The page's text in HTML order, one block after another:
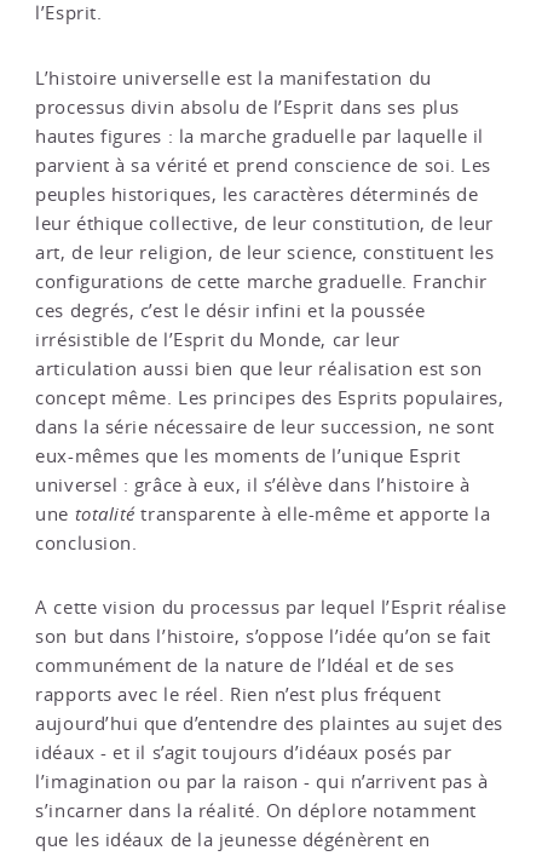
l’Esprit.
L’histoire universelle est la manifestation du
processus divin absolu de l’Esprit dans ses plus
hautes figures : la marche graduelle par laquelle il
parvient à sa vérité et prend conscience de soi. Les
peuples historiques, les caractères déterminés de
leur éthique collective, de leur constitution, de leur
art, de leur religion, de leur science, constituent les
configurations de cette marche graduelle. Franchir
ces degrés, c’est le désir infini et la poussée
irrésistible de l’Esprit du Monde, car leur
articulation aussi bien que leur réalisation est son
concept même. Les principes des Esprits populaires,
dans la série nécessaire de leur succession, ne sont
eux-mêmes que les moments de l’unique Esprit
universel : grâce à eux, il s’élève dans l’histoire à
une totalitétransparente à elle-même et apporte la
conclusion.
A cette vision du processus par lequel l’Esprit réalise
son but dans l’histoire, s’oppose l’idée qu’on se fait
communément de la nature de l’Idéal et de ses
rapports avec le réel. Rien n’est plus fréquent
aujourd’hui que d’entendre des plaintes au sujet des
idéaux - et il s’agit toujours d’idéaux posés par
l’imagination ou par la raison - qui n’arrivent pas à
s’incarner dans la réalité. On déplore notamment
que les idéaux de la jeunesse dégénèrent en